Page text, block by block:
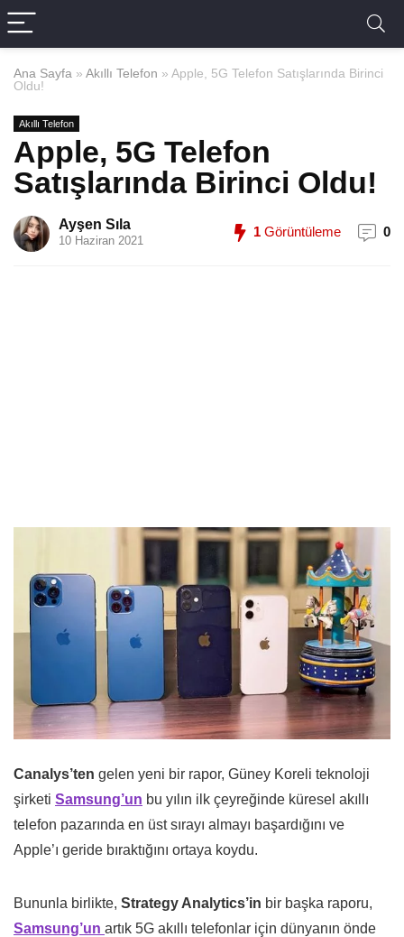
Ana Sayfa » Akıllı Telefon » Apple, 5G Telefon Satışlarında Birinci
Oldu!
Akıllı Telefon
Apple, 5G Telefon
Satışlarında Birinci Oldu!
Ayşen Sıla
10 Haziran 2021
1 Görüntüleme 0
Canalys’ten gelen yeni bir rapor, Güney Koreli teknoloji
şirketi Samsung’un bu yılın ilk çeyreğinde küresel akıllı
telefon pazarında en üst sırayı almayı başardığını ve
Apple’ı geride bıraktığını ortaya koydu.
Bununla birlikte, Strategy Analytics’in bir başka raporu,
Samsung’un artık 5G akıllı telefonlar için dünyanın önde